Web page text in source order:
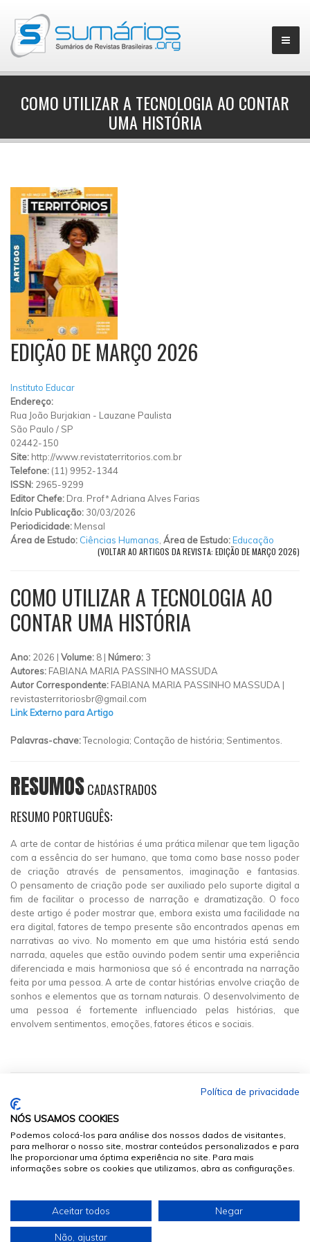
COMO UTILIZAR A TECNOLOGIA AO CONTAR
UMA HISTÓRIA
EDIÇÃO DE MARÇO 2026
Instituto Educar
Endereço:
Rua João Burjakian - Lauzane Paulista
São Paulo / SP
02442-150
Site: http://www.revistaterritorios.com.br
Telefone: (11) 9952-1344
ISSN: 2965-9299
Editor Chefe: Dra. Profª Adriana Alves Farias
Início Publicação: 30/03/2026
Periodicidade: Mensal
Área de Estudo: Ciências Humanas Área de Estudo:Educação
(VOLTAR AO ARTIGOS DA REVISTA: EDIÇÃO DE MARÇO 2026)
COMO UTILIZAR A TECNOLOGIA AO
CONTAR UMA HISTÓRIA
Ano: 2026 | Volume: 8 | Número: 3
Autores: FABIANA MARIA PASSINHO MASSUDA
Autor Correspondente: FABIANA MARIA PASSINHO MASSUDA |
revistasterritoriosbr@gmail.com
Link Externo para Artigo
Palavras-chave:Tecnologia; Contação de história; Sentimentos.
RESUMOSCADASTRADOS
RESUMO PORTUGUÊS:
A arte de contar de histórias é uma prática milenar que tem ligação
com a essência do ser humano, que toma como base nosso poder
de criação através de pensamentos, imaginação e fantasias.
O pensamento de criação pode ser auxiliado pelo suporte digital a
fim de facilitar o processo de narração e dramatização. O foco
deste artigo é poder mostrar que, embora exista uma facilidade na
era digital, fatores de tempo presente são encontrados apenas em
narrativas ao vivo. No momento em que uma história está sendo
narrada, aqueles que estão ouvindo podem sentir uma experiência
diferenciada e mais harmoniosa que só é encontrada na narração
feita por uma pessoa. A arte de contar histórias envolve criação de
sonhos e elementos que as tornam naturais. O desenvolvimento de
uma pessoa é fortemente influenciado pelas histórias, que
envolvem sentimentos, emoções, fatores éticos e sociais.
© 2026 Sumários.org
. Todos os Direitos Reservados
Desenvolvido por
Política de privacidade
NÓS USAMOS COOKIES
Podemos colocá-los para análise dos nossos dados de visitantes,
para melhorar o nosso site, mostrar conteúdos personalizados e para
lhe proporcionar uma óptima experiência no site. Para mais
informações sobre os cookies que utilizamos, abra as configurações.
Aceitar todos Negar
Não, ajustar